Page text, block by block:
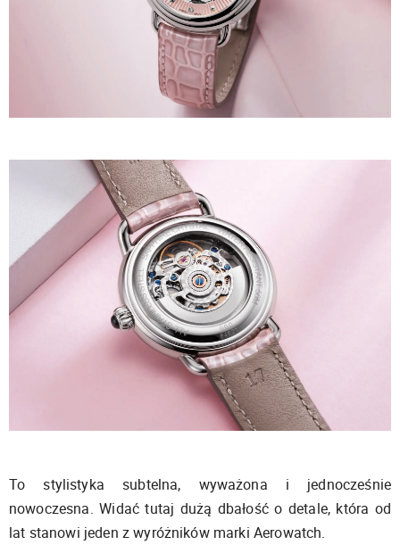
To stylistyka subtelna, wyważona i jednocześnie
nowoczesna. Widać tutaj dużą dbałość o detale, która od
lat stanowi jeden z wyróżników marki Aerowatch.